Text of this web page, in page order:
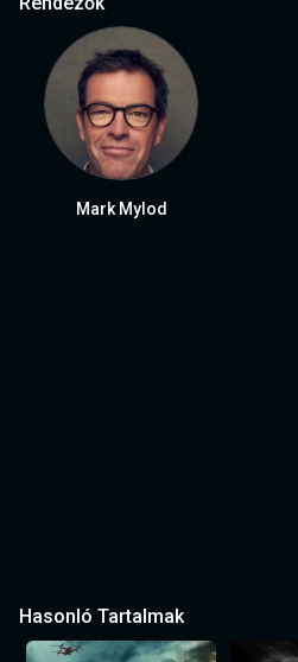
Mark Mylod
Hasonló Tartalmak